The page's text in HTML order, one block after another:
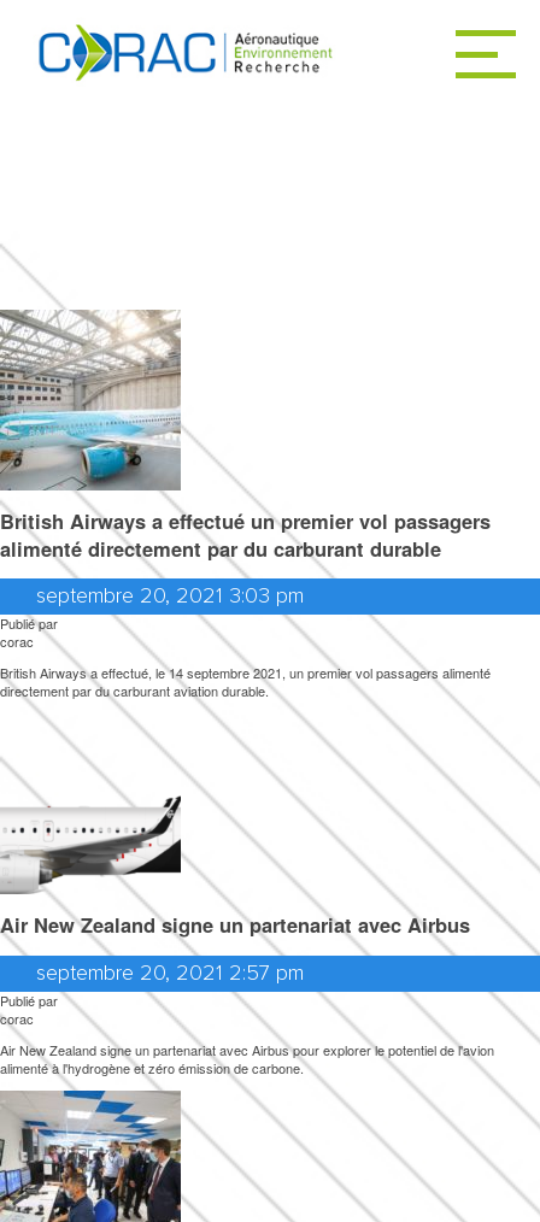
FEUILLE DE
ROUTE
TRAVAUX
SCIENTIFIQUES
CONTACT
British Airways a effectué un premier vol passagers
alimenté directement par du carburant durable
septembre 20, 2021 3:03 pm
Publié par
corac
British Airways a effectué, le 14 septembre 2021, un premier vol passagers alimenté
directement par du carburant aviation durable.
Air New Zealand signe un partenariat avec Airbus
septembre 20, 2021 2:57 pm
Publié par
corac
Air New Zealand signe un partenariat avec Airbus pour explorer le potentiel de l'avion
alimenté à l'hydrogène et zéro émission de carbone.